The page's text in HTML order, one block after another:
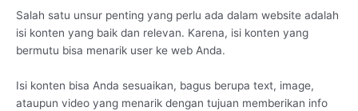
Salah satu unsur penting yang perlu ada dalam website adalah
isi konten yang baik dan relevan. Karena, isi konten yang
bermutu bisa menarik user ke web Anda.
Isi konten bisa Anda sesuaikan, bagus berupa text, image,
ataupun video yang menarik dengan tujuan memberikan info